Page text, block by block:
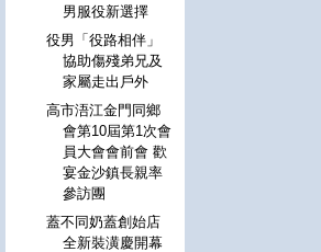
男服役新選擇
役男「役路相伴」
協助傷殘弟兄及
家屬走出戶外
高市浯江金門同鄉
會第10屆第1次會
員大會會前會 歡
宴金沙鎮長親率
參訪團
蓋不同奶蓋創始店
全新裝潢慶開幕